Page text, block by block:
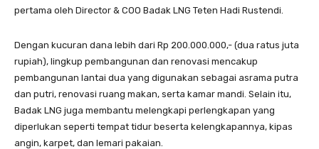
pertama oleh Director & COO Badak LNG Teten Hadi Rustendi.
Dengan kucuran dana lebih dari Rp 200.000.000,- (dua ratus juta
rupiah), lingkup pembangunan dan renovasi mencakup
pembangunan lantai dua yang digunakan sebagai asrama putra
dan putri, renovasi ruang makan, serta kamar mandi. Selain itu,
Badak LNG juga membantu melengkapi perlengkapan yang
diperlukan seperti tempat tidur beserta kelengkapannya, kipas
angin, karpet, dan lemari pakaian.